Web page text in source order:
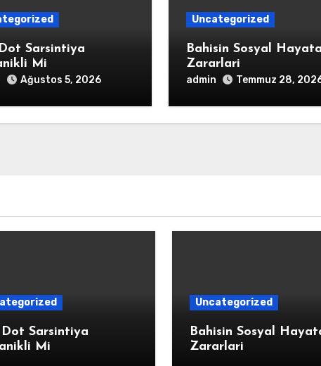
Sarsintiya
Mi
Ağustos 5, 2026
Uncategorized
Bahisin Sosyal
Zararlari
admin Temmuz 28,
Dot Sarsintiya
Mi
Uncategorized
Bahisin Sosyal
Zararlari